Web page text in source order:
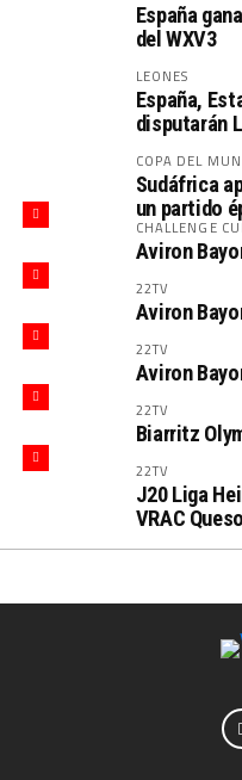
España
del WXV3
LEONES
España,
disputarán
COPA DEL
Sudáfrica
un partido
CHALLENGE
Aviron
22TV
Aviron
22TV
Aviron
22TV
Biarritz
22TV
J20 Liga
VRAC